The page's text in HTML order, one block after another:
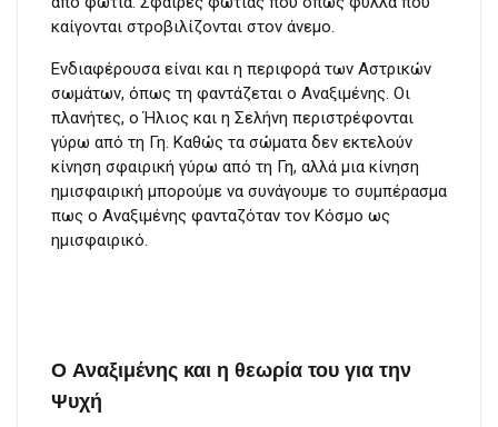
καίγονται στροβιλίζονται στον άνεμο.
Ενδιαφέρουσα είναι και η περιφορά των Αστρικών
σωμάτων, όπως τη φαντάζεται ο Αναξιμένης. Οι
πλανήτες, ο Ήλιος και η Σελήνη περιστρέφονται
γύρω από τη Γη. Καθώς τα σώματα δεν εκτελούν
κίνηση σφαιρική γύρω από τη Γη, αλλά μια κίνηση
ημισφαιρική μπορούμε να συνάγουμε το συμπέρασμα
πως ο Αναξιμένης φανταζόταν τον Κόσμο ως
ημισφαιρικό.
Ο Αναξιμένης και η θεωρία του για την
Ψυχή